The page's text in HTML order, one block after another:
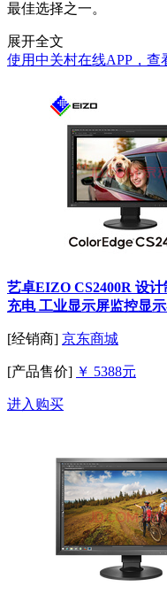
最佳选择之一。
展开全文
使用中关村在线APP，查
艺卓EIZO CS2400R 设
充电 工业显示屏监控显
[经销商] 京东商城
[产品售价] ￥ 5388元
进入购买